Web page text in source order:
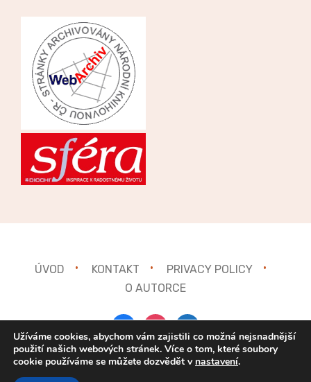
ÚVOD KONTAKT
PRIVACY POLICY
O AUTORCE
facebookinstagram
mail
Užíváme cookies, abychom vám zajistili co možná nejsnadnější
použití našich webových stránek. Více o tom, které soubory
cookie používáme se můžete dozvědět v nastavení.